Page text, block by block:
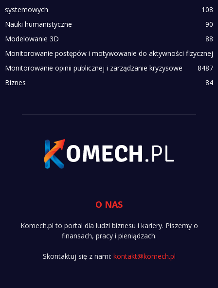
systemowych
108
Nauki humanistyczne
90
Modelowanie 3D
88
Monitorowanie postępów i motywowanie do aktywności fizycznej
87
Monitorowanie opinii publicznej i zarządzanie kryzysowe
84
Biznes
84
O NAS
Komech.pl to portal dla ludzi biznesu i kariery. Piszemy o
finansach, pracy i pieniądzach.
Skontaktuj się z nami: kontakt@komech.pl